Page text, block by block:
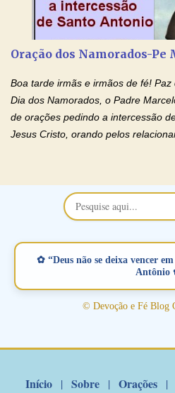
de orações abençoadas, d eixe o
restaurar você e seu
separados, devido ao envolvimento
relacionamento e que minaram,
casal. Vamos orar (coloque o seu
Deus). "Senhor Jesus, restaura os
Oração dos Namorados-Pe
Boa tarde irmãs e irmãos de fé!
Dia dos Namorados, o Padre
de orações pedindo a intercessão
Jesus Cristo, orando pelos
maravilhosos cartões que coloquei
esta abençoada semana no
vamos juntos formar esta forte
verdadeiro, ou que está com
amoroso, creia na poderosa
Santo Antonio! Tenha fé, não
junto a Jesus! Fique no Amor
✿ “Deus não se deixa vencer
Antônio
© Devoção e Fé Blog
Início | Sobre | Orações |